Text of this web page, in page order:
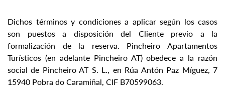
Dichos términos y condiciones a aplicar según los casos
son puestos a disposición del Cliente previo a la
formalización de la reserva. Pincheiro Apartamentos
Turísticos (en adelante Pincheiro AT) obedece a la razón
social de Pincheiro AT S. L., en Rúa Antón Paz Míguez, 7
15940 Pobra do Caramiñal, CIF B70599063.